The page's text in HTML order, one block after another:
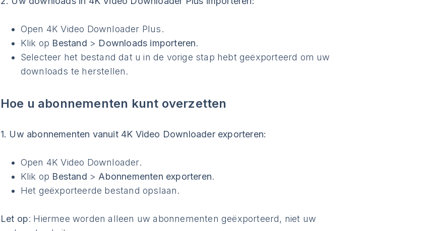
Open 4K Video Downloader Plus.
Klik op Bestand > Downloads importeren.
Selecteer het bestand dat u in de vorige stap hebt geëxporteerd om uw
downloads te herstellen.
Hoe u abonnementen kunt overzetten
1. Uw abonnementen vanuit 4K Video Downloader exporteren:
Open 4K Video Downloader.
Klik op Bestand > Abonnementen exporteren.
Het geëxporteerde bestand opslaan.
Let op: Hiermee worden alleen uw abonnementen geëxporteerd, niet uw